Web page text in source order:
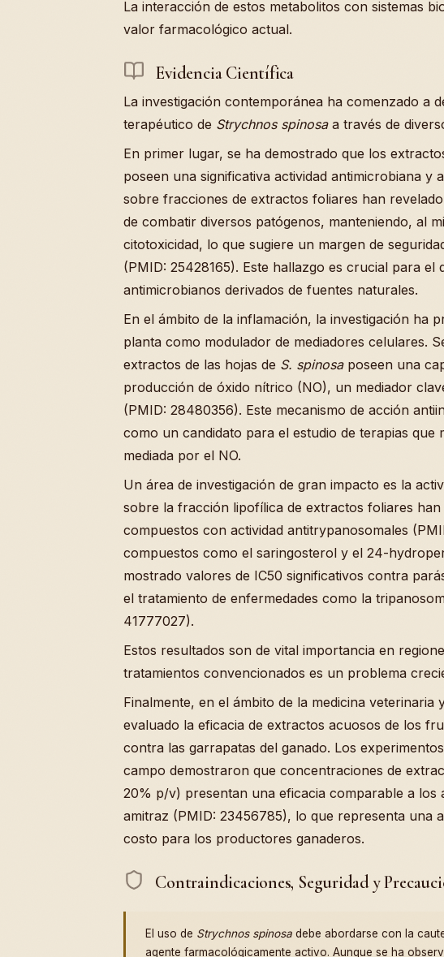
La interacción de estos metabolitos con sistemas
valor farmacológico actual.
Evidencia Científica
La investigación contemporánea ha comenzado a
terapéutico de Strychnos spinosaa través de
En primer lugar, se ha demostrado que los
poseen una significativa actividad antimicrobiana y
sobre fracciones de extractos foliares han
de combatir diversos patógenos, manteniendo, al
citotoxicidad, lo que sugiere un margen de
(PMID: 25428165). Este hallazgo es crucial para el
antimicrobianos derivados de fuentes naturales.
En el ámbito de la inflamación, la investigación ha
planta como modulador de mediadores celulares.
extractos de las hojas de S. spinosaposeen una
producción de óxido nítrico (NO), un mediador
(PMID: 28480356). Este mecanismo de acción
como un candidato para el estudio de terapias que
mediada por el NO.
Un área de investigación de gran impacto es la
sobre la fracción lipofílica de extractos foliares han
compuestos con actividad antitrypanosomales
compuestos como el saringosterol y el 24-
mostrado valores de IC50 significativos contra
el tratamiento de enfermedades como la
41777027).
Estos resultados son de vital importancia en
tratamientos convencionados es un problema
Finalmente, en el ámbito de la medicina
evaluado la eficacia de extractos acuosos de los
contra las garrapatas del ganado. Los
campo demostraron que concentraciones de
20% p/v) presentan una eficacia comparable a los
amitraz (PMID: 23456785), lo que representa una
costo para los productores ganaderos.
Contraindicaciones, Seguridad y
El uso de Strychnos spinosa debe abordarse con la
agente farmacológicamente activo. Aunque se ha